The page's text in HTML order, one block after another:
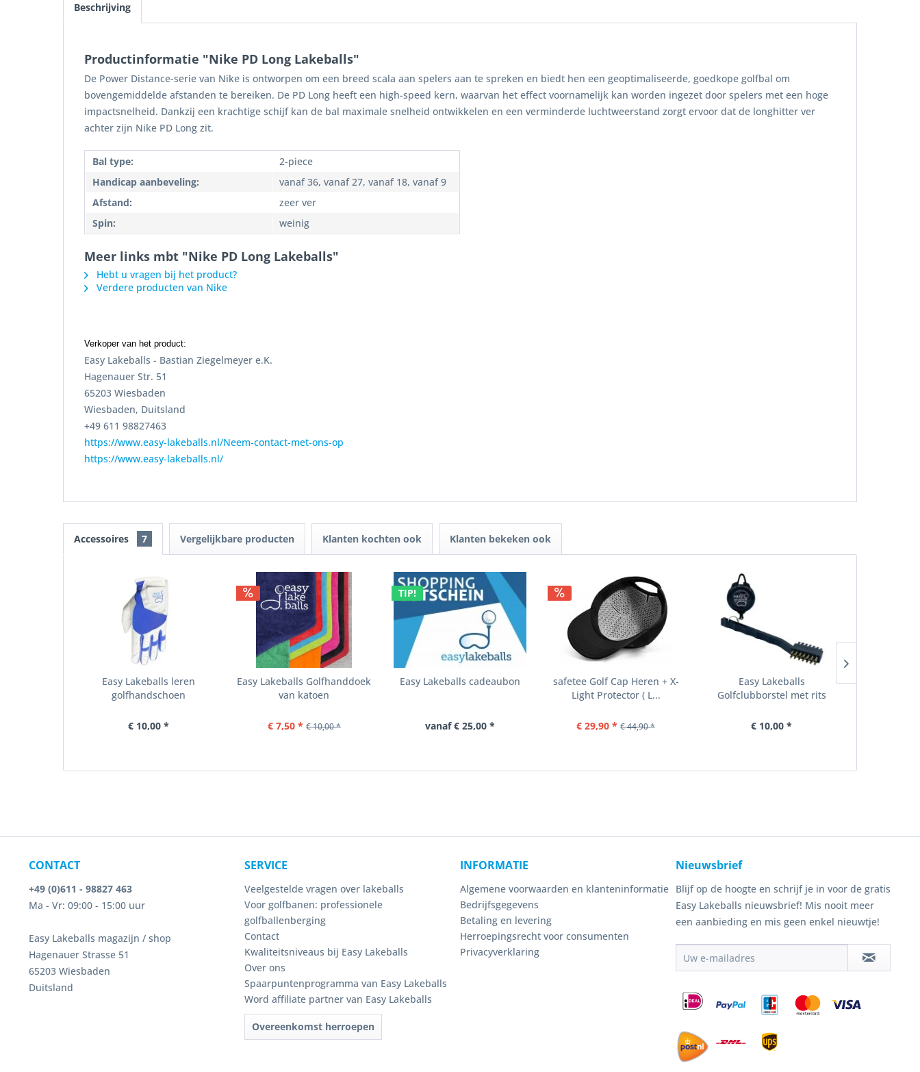
Beschrijving
Productinformatie "Nike PD Long Lakeballs"
De Power Distance-serie van Nike is ontworpen om een breed scala aan spelers aan te spreken en biedt hen een geoptimaliseerde, goedkope golfbal om
bovengemiddelde afstanden te bereiken. De PD Long heeft een high-speed kern, waarvan het effect voornamelijk kan worden ingezet door spelers met een hoge
impactsnelheid. Dankzij een krachtige schijf kan de bal maximale snelheid ontwikkelen en een verminderde luchtweerstand zorgt ervoor dat de longhitter ver
achter zijn Nike PD Long zit.
Bal type:
2-piece
Handicap aanbeveling:
vanaf 36, vanaf 27, vanaf 18, vanaf 9
Afstand:
zeer ver
Spin:
weinig
Meer links mbt "Nike PD Long Lakeballs"
Hebt u vragen bij het product?
Verdere producten van Nike
Verkoper van het product:
Easy Lakeballs - Bastian Ziegelmeyer e.K.
Hagenauer Str. 51
65203 Wiesbaden
Wiesbaden, Duitsland
+49 611 98827463
https://www.easy-lakeballs.nl/Neem-contact-met-ons-op
https://www.easy-lakeballs.nl/
Accessoires 7 Vergelijkbare producten Klanten kochten ook Klanten bekeken ook
Easy Lakeballs leren
golfhandschoen
€ 10,00 *
Easy Lakeballs Golfhanddoek
van katoen
€ 7,50 * € 10,00 *
TIP!
Easy Lakeballs cadeaubon
vanaf € 25,00 *
safetee Golf Cap Heren + X-
Light Protector ( L...
€ 29,90 * € 44,90 *
Easy Lakeballs
Golfclubborstel met rits
€ 10,00 *
CONTACT
+49 (0)611 - 98827 463
Ma - Vr: 09:00 - 15:00 uur
Easy Lakeballs magazijn / shop
Hagenauer Strasse 51
65203 Wiesbaden
Duitsland
SERVICE
Veelgestelde vragen over lakeballs
Voor golfbanen: professionele
golfballenberging
Contact
Kwaliteitsniveaus bij Easy Lakeballs
Over ons
Spaarpuntenprogramma van Easy Lakeballs
Word affiliate partner van Easy Lakeballs
Overeenkomst herroepen
INFORMATIE
Algemene voorwaarden en klanteninformatie
Bedrijfsgegevens
Betaling en levering
Herroepingsrecht voor consumenten
Privacyverklaring
Nieuwsbrief
Blijf op de hoogte en schrijf je in voor de gratis
Easy Lakeballs nieuwsbrief! Mis nooit meer
een aanbieding en mis geen enkel nieuwtje!